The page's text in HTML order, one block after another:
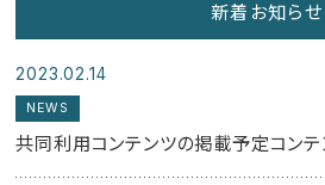
新着お知らせ
2023.02.14
NEWS
共同利用コンテンツの掲載予定コン